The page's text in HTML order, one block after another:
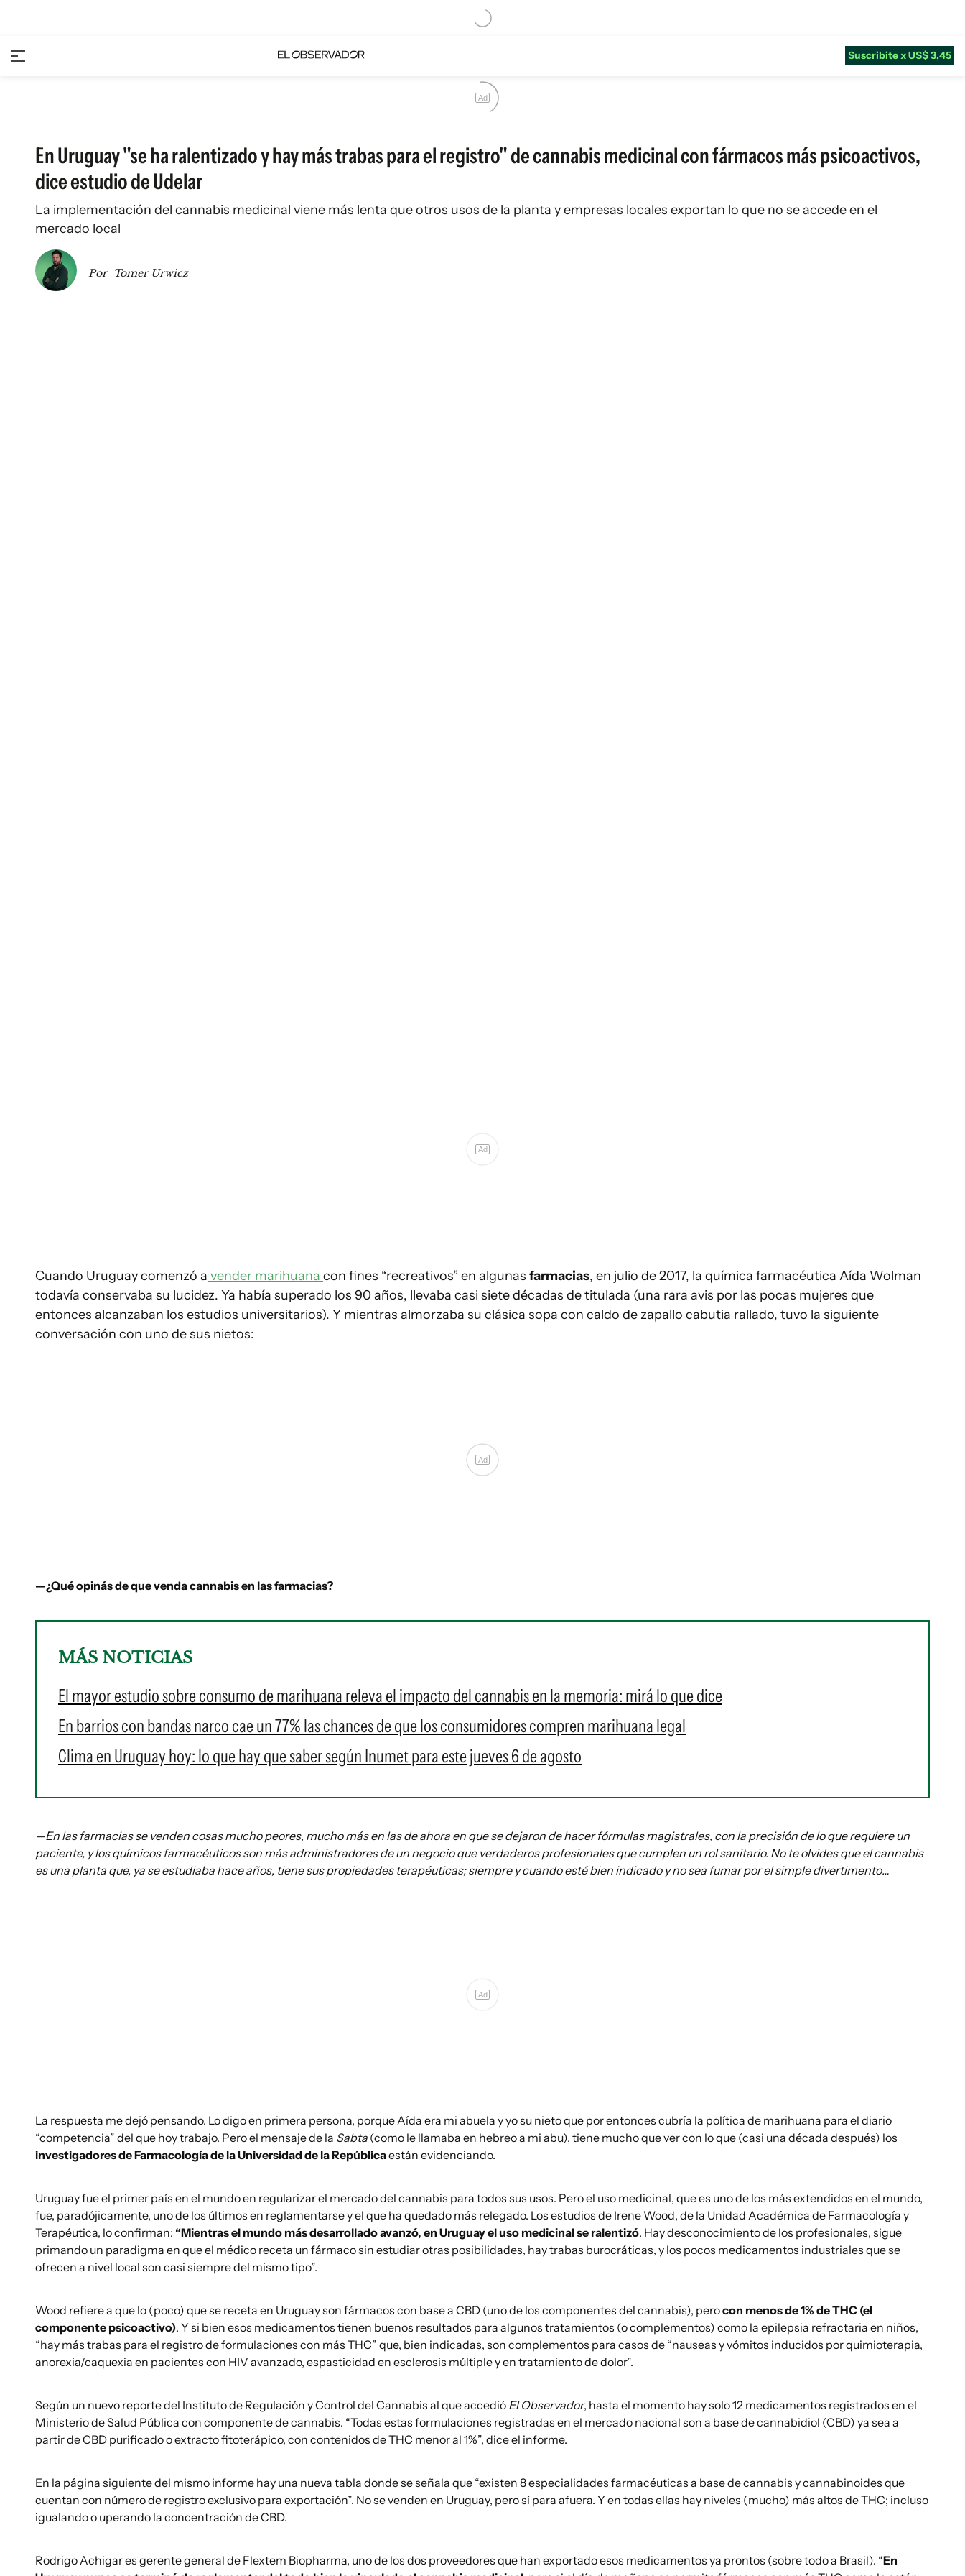
Suscribite x US$ 3,45
Ad
En Uruguay "se ha ralentizado y hay más trabas para el registro" de cannabis medicinal con fármacos más psicoactivos,
dice estudio de Udelar
La implementación del cannabis medicinal viene más lenta que otros usos de la planta y empresas locales exportan lo que no se accede en el
mercado local
Por Tomer Urwicz
Ad
Cuando Uruguay comenzó a vender marihuana con fines “recreativos” en algunas farmacias, en julio de 2017, la química farmacéutica Aída Wolman
todavía conservaba su lucidez. Ya había superado los 90 años, llevaba casi siete décadas de titulada (una rara avis por las pocas mujeres que
entonces alcanzaban los estudios universitarios). Y mientras almorzaba su clásica sopa con caldo de zapallo cabutia rallado, tuvo la siguiente
conversación con uno de sus nietos:
Ad
—¿Qué opinás de que venda cannabis en las farmacias?
MÁS NOTICIAS
El mayor estudio sobre consumo de marihuana releva el impacto del cannabis en la memoria: mirá lo que dice
En barrios con bandas narco cae un 77% las chances de que los consumidores compren marihuana legal
Clima en Uruguay hoy: lo que hay que saber según Inumet para este jueves 6 de agosto
—En las farmacias se venden cosas mucho peores, mucho más en las de ahora en que se dejaron de hacer fórmulas magistrales, con la precisión de lo que requiere un
paciente, y los químicos farmacéuticos son más administradores de un negocio que verdaderos profesionales que cumplen un rol sanitario. No te olvides que el cannabis
es una planta que, ya se estudiaba hace años, tiene sus propiedades terapéuticas; siempre y cuando esté bien indicado y no sea fumar por el simple divertimento…
Ad
La respuesta me dejó pensando. Lo digo en primera persona, porque Aída era mi abuela y yo su nieto que por entonces cubría la política de marihuana para el diario
“competencia” del que hoy trabajo. Pero el mensaje de la Sabta (como le llamaba en hebreo a mi abu), tiene mucho que ver con lo que (casi una década después) los
investigadores de Farmacología de la Universidad de la Repúblicaestán evidenciando.
Uruguay fue el primer país en el mundo en regularizar el mercado del cannabis para todos sus usos. Pero el uso medicinal, que es uno de los más extendidos en el mundo,
fue, paradójicamente, uno de los últimos en reglamentarse y el que ha quedado más relegado. Los estudios de Irene Wood, de la Unidad Académica de Farmacología y
Terapéutica, lo confirman: “Mientras el mundo más desarrollado avanzó, en Uruguay el uso medicinal se ralentizó. Hay desconocimiento de los profesionales, sigue
primando un paradigma en que el médico receta un fármaco sin estudiar otras posibilidades, hay trabas burocráticas, y los pocos medicamentos industriales que se
ofrecen a nivel local son casi siempre del mismo tipo”.
Wood refiere a que lo (poco) que se receta en Uruguay son fármacos con base a CBD (uno de los componentes del cannabis), perocon menos de 1% de THC (el
componente psicoactivo). Y si bien esos medicamentos tienen buenos resultados para algunos tratamientos (o complementos) como la epilepsia refractaria en niños,
“hay más trabas para el registro de formulaciones con más THC” que, bien indicadas, son complementos para casos de “nauseas y vómitos inducidos por quimioterapia,
anorexia/caquexia en pacientes con HIV avanzado, espasticidad en esclerosis múltiple y en tratamiento de dolor”.
Según un nuevo reporte del Instituto de Regulación y Control del Cannabis al que accedió El Observador, hasta el momento hay solo 12 medicamentos registrados en el
Ministerio de Salud Pública con componente de cannabis. “Todas estas formulaciones registradas en el mercado nacional son a base de cannabidiol (CBD) ya sea a
partir de CBD purificado o extracto fitoterápico, con contenidos de THC menor al 1%”, dice el informe.
En la página siguiente del mismo informe hay una nueva tabla donde se señala que “existen 8 especialidades farmacéuticas a base de cannabis y cannabinoides que
cuentan con número de registro exclusivo para exportación”. No se venden en Uruguay, pero sí para afuera. Y en todas ellas hay niveles (mucho) más altos de THC; incluso
igualando o uperando la concentración de CBD.
Rodrigo Achigar es gerente general de Flextem Biopharma, uno de los dos proveedores que han exportado esos medicamentos ya prontos (sobre todo a Brasil). “En